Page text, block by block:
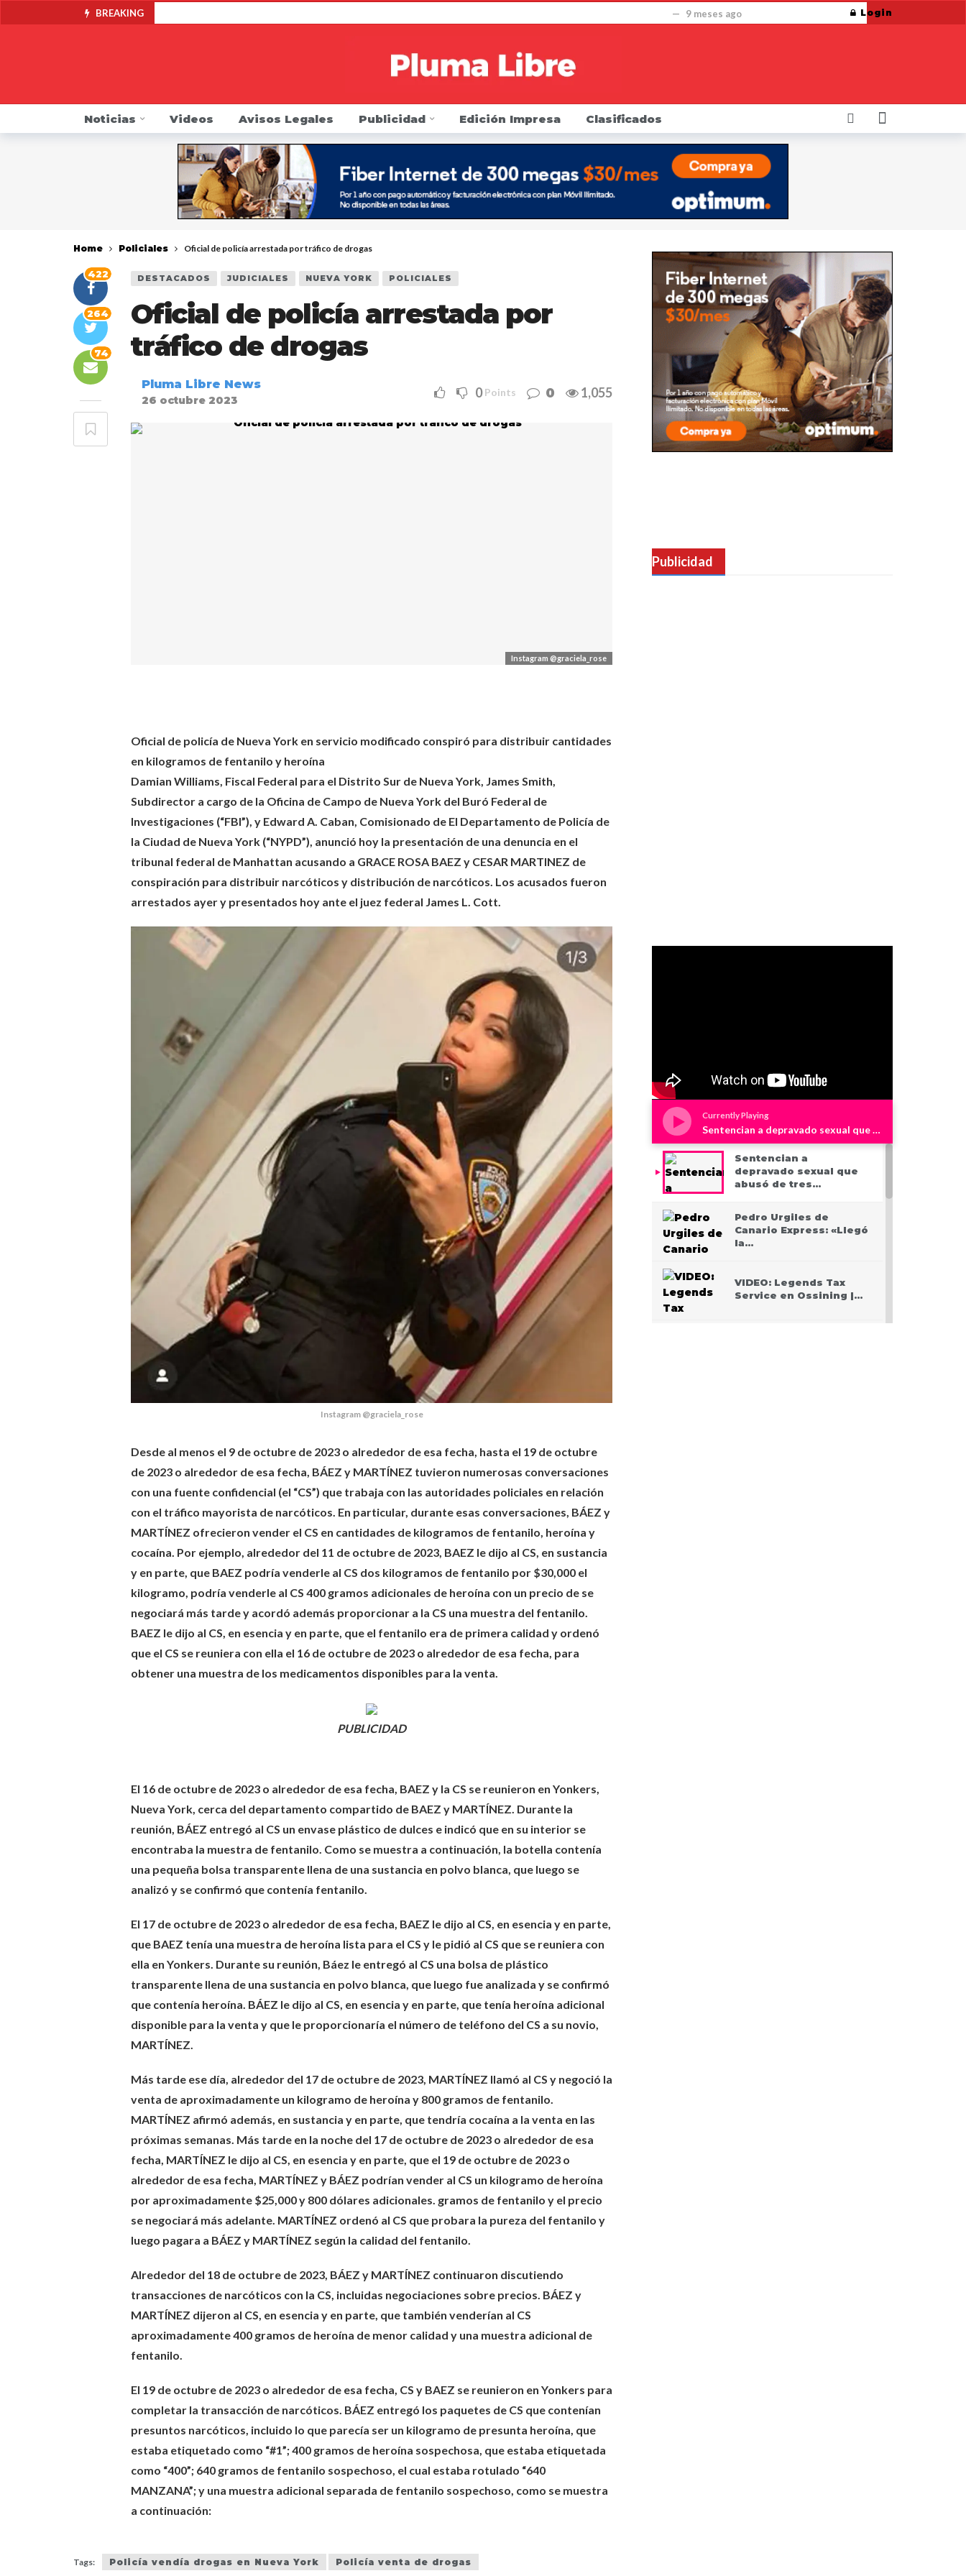
BREAKING 9 meses ago
Alcaldía de Yonkers anuncia toque de queda en día de Halloween 10 meses ago
10 meses ago
Fiscal General James pide a la FDA que regule los cigarrillos electrónicos y los productos de nicotina orales 10 meses ago
Alertan de contaminación por listeria de leche cruda en el condado de Saratoga 1 año ago
Indocumentado se resiste a arresto y golpea a agentes de inmigración y podría ir preso 20 años 1 año ago
DMV pide que choferes revisen si sus carros tienen alertas por defectos o han sido retirados del mercado
Login
Noticias Videos Avisos Legales Publicidad Edición Impresa Clasificados
Home Policiales Oficial de policía arrestada por tráfico de drogas
DESTACADOS JUDICIALES NUEVA YORK POLICIALES
Oficial de policía arrestada por
tráfico de drogas
Pluma Libre News
26 octubre 2023
0 Points 0 1,055
Instagram @graciela_rose
422
264
74
Oficial de policía de Nueva York en servicio modificado conspiró para distribuir cantidades
en kilogramos de fentanilo y heroína
Damian Williams, Fiscal Federal para el Distrito Sur de Nueva York, James Smith,
Subdirector a cargo de la Oficina de Campo de Nueva York del Buró Federal de
Investigaciones (“FBI”), y Edward A. Caban, Comisionado de El Departamento de Policía de
la Ciudad de Nueva York (“NYPD”), anunció hoy la presentación de una denuncia en el
tribunal federal de Manhattan acusando a GRACE ROSA BAEZ y CESAR MARTINEZ de
conspiración para distribuir narcóticos y distribución de narcóticos. Los acusados fueron
arrestados ayer y presentados hoy ante el juez federal James L. Cott.
Instagram @graciela_rose
Desde al menos el 9 de octubre de 2023 o alrededor de esa fecha, hasta el 19 de octubre
de 2023 o alrededor de esa fecha, BÁEZ y MARTÍNEZ tuvieron numerosas conversaciones
con una fuente confidencial (el “CS”) que trabaja con las autoridades policiales en relación
con el tráfico mayorista de narcóticos. En particular, durante esas conversaciones, BÁEZ y
MARTÍNEZ ofrecieron vender el CS en cantidades de kilogramos de fentanilo, heroína y
cocaína. Por ejemplo, alrededor del 11 de octubre de 2023, BAEZ le dijo al CS, en sustancia
y en parte, que BAEZ podría venderle al CS dos kilogramos de fentanilo por $30,000 el
kilogramo, podría venderle al CS 400 gramos adicionales de heroína con un precio de se
negociará más tarde y acordó además proporcionar a la CS una muestra del fentanilo.
BAEZ le dijo al CS, en esencia y en parte, que el fentanilo era de primera calidad y ordenó
que el CS se reuniera con ella el 16 de octubre de 2023 o alrededor de esa fecha, para
obtener una muestra de los medicamentos disponibles para la venta.
PUBLICIDAD
El 16 de octubre de 2023 o alrededor de esa fecha, BAEZ y la CS se reunieron en Yonkers,
Nueva York, cerca del departamento compartido de BAEZ y MARTÍNEZ. Durante la
reunión, BÁEZ entregó al CS un envase plástico de dulces e indicó que en su interior se
encontraba la muestra de fentanilo. Como se muestra a continuación, la botella contenía
una pequeña bolsa transparente llena de una sustancia en polvo blanca, que luego se
analizó y se confirmó que contenía fentanilo.
El 17 de octubre de 2023 o alrededor de esa fecha, BAEZ le dijo al CS, en esencia y en parte,
que BAEZ tenía una muestra de heroína lista para el CS y le pidió al CS que se reuniera con
ella en Yonkers. Durante su reunión, Báez le entregó al CS una bolsa de plástico
transparente llena de una sustancia en polvo blanca, que luego fue analizada y se confirmó
que contenía heroína. BÁEZ le dijo al CS, en esencia y en parte, que tenía heroína adicional
disponible para la venta y que le proporcionaría el número de teléfono del CS a su novio,
MARTÍNEZ.
Más tarde ese día, alrededor del 17 de octubre de 2023, MARTÍNEZ llamó al CS y negoció la
venta de aproximadamente un kilogramo de heroína y 800 gramos de fentanilo.
MARTÍNEZ afirmó además, en sustancia y en parte, que tendría cocaína a la venta en las
próximas semanas. Más tarde en la noche del 17 de octubre de 2023 o alrededor de esa
fecha, MARTÍNEZ le dijo al CS, en esencia y en parte, que el 19 de octubre de 2023 o
alrededor de esa fecha, MARTÍNEZ y BÁEZ podrían vender al CS un kilogramo de heroína
por aproximadamente $25,000 y 800 dólares adicionales. gramos de fentanilo y el precio
se negociará más adelante. MARTÍNEZ ordenó al CS que probara la pureza del fentanilo y
luego pagara a BÁEZ y MARTÍNEZ según la calidad del fentanilo.
Alrededor del 18 de octubre de 2023, BÁEZ y MARTÍNEZ continuaron discutiendo
transacciones de narcóticos con la CS, incluidas negociaciones sobre precios. BÁEZ y
MARTÍNEZ dijeron al CS, en esencia y en parte, que también venderían al CS
aproximadamente 400 gramos de heroína de menor calidad y una muestra adicional de
fentanilo.
El 19 de octubre de 2023 o alrededor de esa fecha, CS y BAEZ se reunieron en Yonkers para
completar la transacción de narcóticos. BÁEZ entregó los paquetes de CS que contenían
presuntos narcóticos, incluido lo que parecía ser un kilogramo de presunta heroína, que
estaba etiquetado como “#1”; 400 gramos de heroína sospechosa, que estaba etiquetada
como “400”; 640 gramos de fentanilo sospechoso, el cual estaba rotulado “640
MANZANA”; y una muestra adicional separada de fentanilo sospechoso, como se muestra
a continuación:
Tags: Policía vendía drogas en Nueva York Policía venta de drogas
Publicidad
Currently Playing
Sentencian a depravado sexual que abusó de tres niños en Westchester
Sentencian a
depravado sexual que
abusó de tres…
Pedro Urgiles de
Canario Express: «Llegó
la…
VIDEO: Legends Tax
Service en Ossining |…